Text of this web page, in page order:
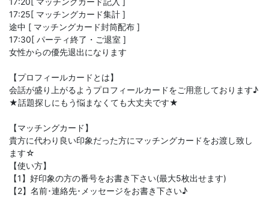
17:25[ マッチングカード集計 ]
途中 [ マッチングカード封筒配布 ]
17:30[ パーティ終了・ご退室 ]
女性からの優先退出になります
【プロフィールカードとは】
会話が盛り上がるようプロフィールカードをご用意しております♪
★話題探しにもう悩まなくても大丈夫です★
【マッチングカード】
貴方に代わり良い印象だった方にマッチングカードをお渡し致し
ます☆
【使い方】
【1】好印象の方の番号をお書き下さい(最大5枚出せます)
【2】名前･連絡先･メッセージをお書き下さい♪